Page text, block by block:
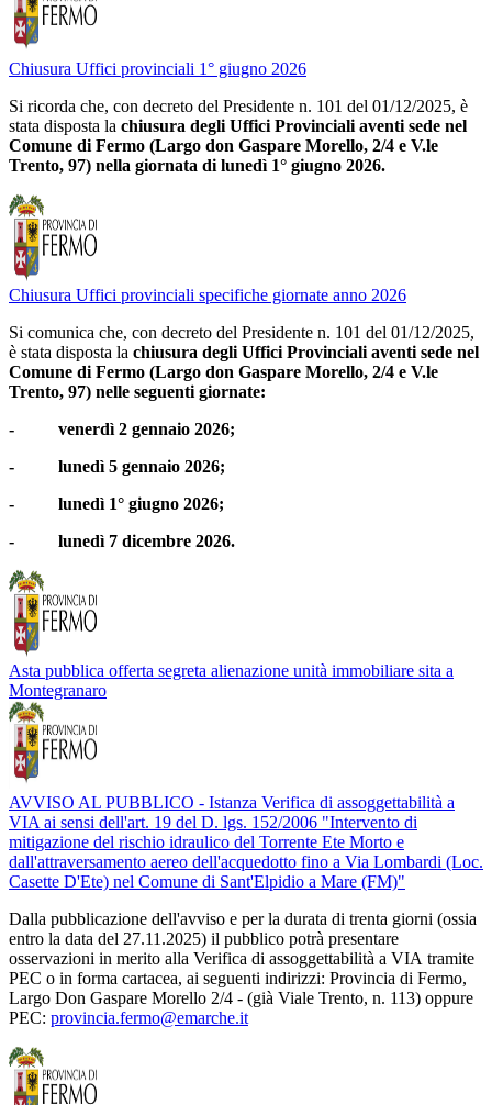
Chiusura Uffici provinciali 1° giugno 2026
Si ricorda che, con decreto del Presidente n. 101 del 01/12/2025, è
stata disposta la chiusura degli Uffici Provinciali aventi sede nel
Comune di Fermo (Largo don Gaspare Morello, 2/4 e V.le
Trento, 97) nella giornata di lunedì 1° giugno 2026.
Chiusura Uffici provinciali specifiche giornate anno 2026
Si comunica che, con decreto del Presidente n. 101 del 01/12/2025,
è stata disposta la chiusura degli Uffici Provinciali aventi sede nel
Comune di Fermo (Largo don Gaspare Morello, 2/4 e V.le
Trento, 97) nelle seguenti giornate:
- venerdì 2 gennaio 2026;
- lunedì 5 gennaio 2026;
- lunedì 1° giugno 2026;
- lunedì 7 dicembre 2026.
Asta pubblica offerta segreta alienazione unità immobiliare sita a
Montegranaro
AVVISO AL PUBBLICO - Istanza Verifica di assoggettabilità a
VIA ai sensi dell'art. 19 del D. lgs. 152/2006 "Intervento di
mitigazione del rischio idraulico del Torrente Ete Morto e
dall'attraversamento aereo dell'acquedotto fino a Via Lombardi (Loc.
Casette D'Ete) nel Comune di Sant'Elpidio a Mare (FM)"
Dalla pubblicazione dell'avviso e per la durata di trenta giorni (ossia
entro la data del 27.11.2025) il pubblico potrà presentare
osservazioni in merito alla Verifica di assoggettabilità a VIA tramite
PEC o in forma cartacea, ai seguenti indirizzi: Provincia di Fermo,
Largo Don Gaspare Morello 2/4 - (già Viale Trento, n. 113) oppure
PEC: provincia.fermo@emarche.it